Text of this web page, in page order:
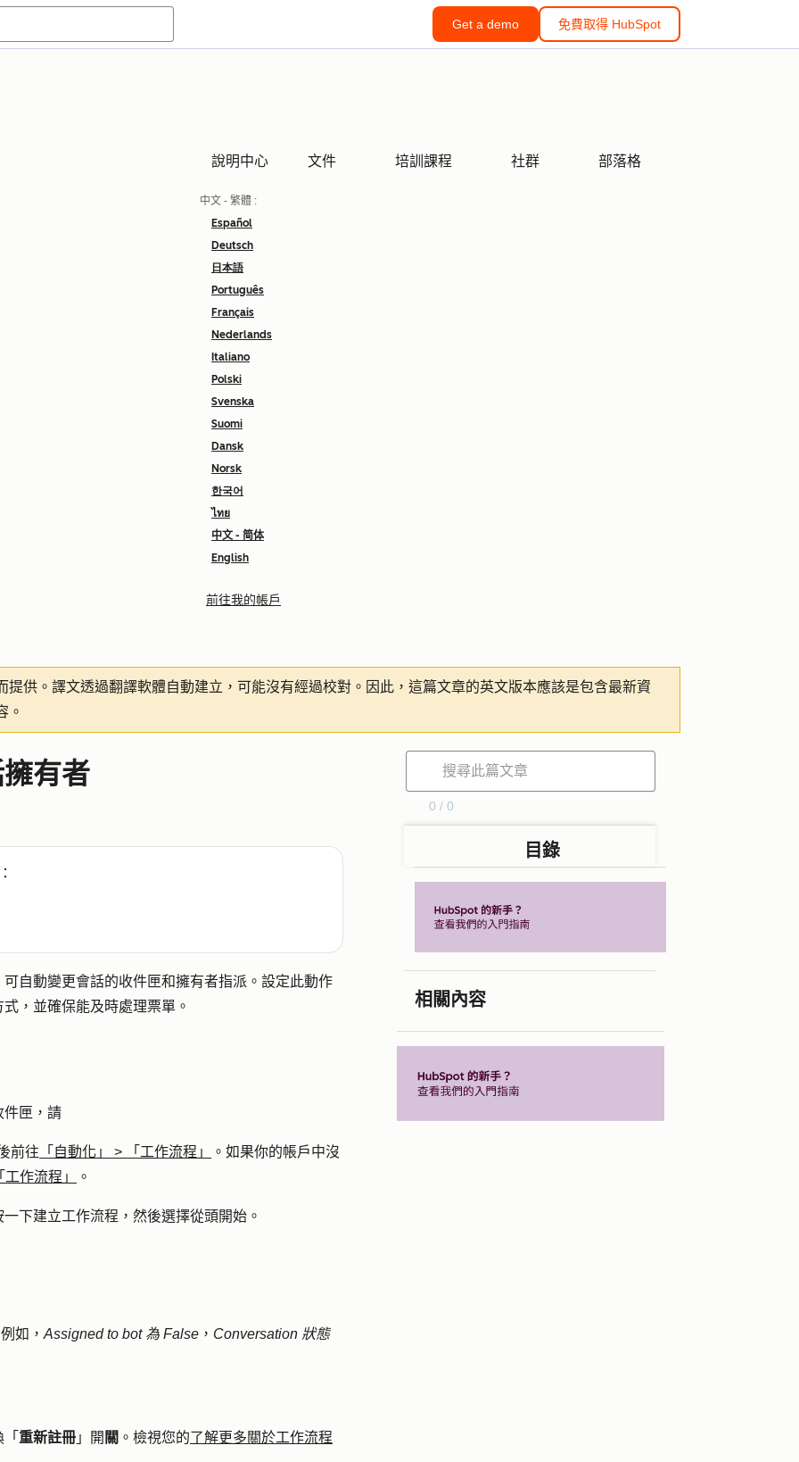
Get a demo 免費取得 HubSpot
說明中心 文件 培訓課程 社群 部落格
中文 - 繁體 :
Español
Deutsch
日本語
Português
Français
Nederlands
Italiano
Polski
Svenska
Suomi
Dansk
Norsk
한국어
ไทย
中文 - 简体
English
前往我的帳戶
提供。譯文透過翻譯軟體自動建立，可能沒有經過校對。因此，這篇文章的英文版本應該是包含最新資
。
有者
可自動變更會話的收件匣和擁有者指派。設定此動作
，並確保能及時處理票單。
件匣，請
前往 「自動化」 > 「工作流程」
。如果你的帳戶中沒
工作流程」
。
一下建立工作流程 ，然後選擇從頭開始 。
如， Assigned to bot 為 False ， Conversation 狀態
重新註冊 」開 關 。檢視您的了解更多關於工作流程
0 / 0
目錄
相關內容